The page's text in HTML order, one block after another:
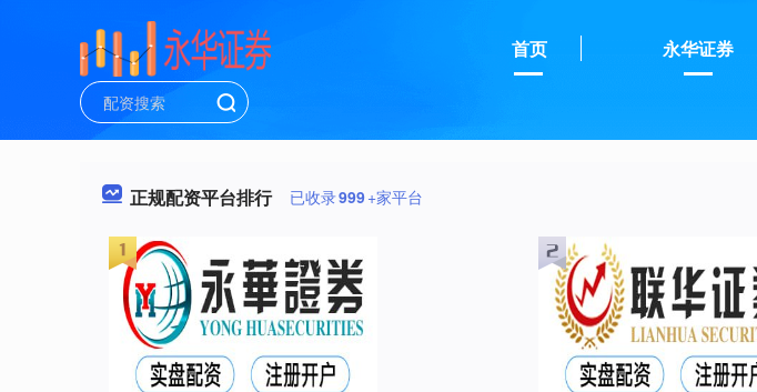
首页 永华证券
正规配资平台排行 已收录999+家平台